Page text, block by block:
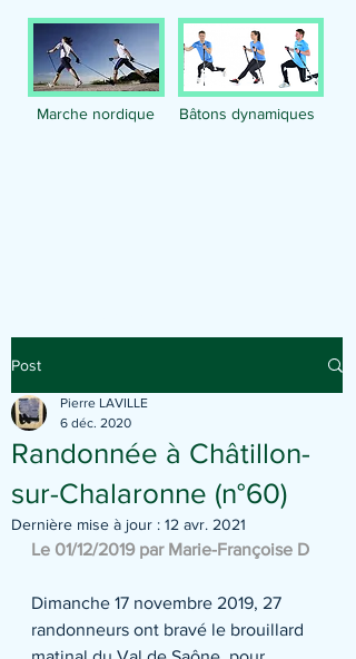
Marche nordique Bâtons dynamiques
Post
Randonnée à Châtillon-
sur-Chalaronne (n°60)
Pierre LAVILLE
6 déc. 2020
Dernière mise à jour : 12 avr. 2021
Le 01/12/2019 par Marie-Françoise D
Dimanche 17 novembre 2019, 27
randonneurs ont bravé le brouillard